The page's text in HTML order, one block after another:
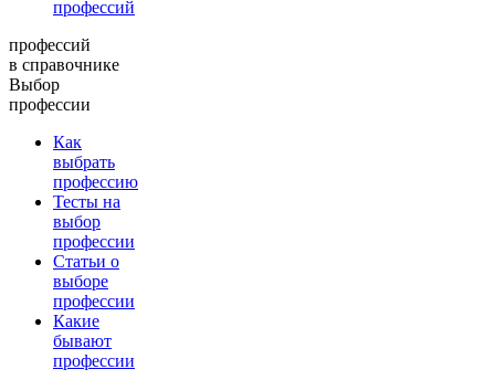
профессий
профессий
в справочнике
Выбор
профессии
Как
выбрать
профессию
Тесты на
выбор
профессии
Статьи о
выборе
профессии
Какие
бывают
профессии